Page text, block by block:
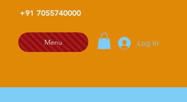
+91 7055740000
Menu Log In